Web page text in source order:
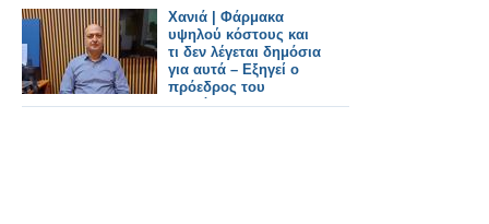
Χανιά | Φάρμακα
υψηλού κόστους και
τι δεν λέγεται δημόσια
για αυτά – Εξηγεί ο
πρόεδρος του
Συλλόγου